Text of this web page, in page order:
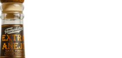
37,5%
Can
45,8% in Box
Gin 37,5%